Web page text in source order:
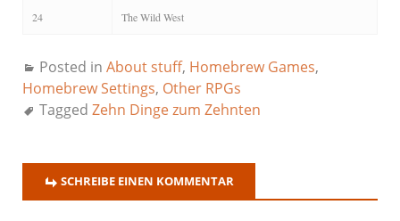
24 The Wild West
Posted in About stuff, Homebrew Games,
Homebrew Settings, Other RPGs
Tagged Zehn Dinge zum Zehnten
SCHREIBE EINEN KOMMENTAR